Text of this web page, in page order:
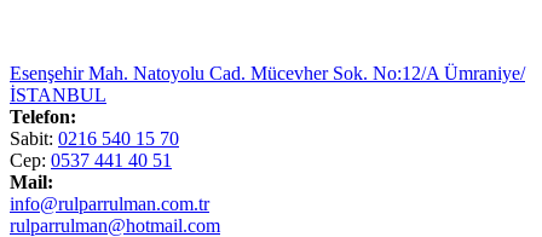
Esenşehir Mah. Natoyolu Cad. Mücevher Sok. No:12/A Ümraniye/
İSTANBUL
Telefon:
Sabit: 0216 540 15 70
Cep: 0537 441 40 51
Mail:
info@rulparrulman.com.tr
rulparrulman@hotmail.com